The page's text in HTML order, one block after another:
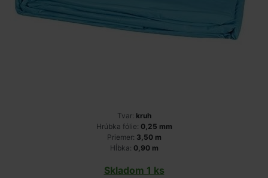
Tvar: kruh
Hrúbka fólie: 0,25 mm
Priemer: 3,50 m
Hĺbka: 0,90 m
Skladom 1 ks